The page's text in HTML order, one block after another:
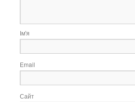
Ім'я
Email
Сайт